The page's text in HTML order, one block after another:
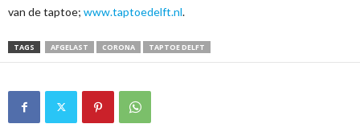
van de taptoe; www.taptoedelft.nl.
TAGS AFGELAST CORONA TAPTOE DELFT